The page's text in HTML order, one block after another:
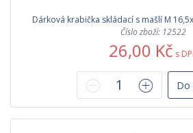
Dárková krabička skládací s mašlí M
Číslo zboží: 12522
26,00 Kč s
Do